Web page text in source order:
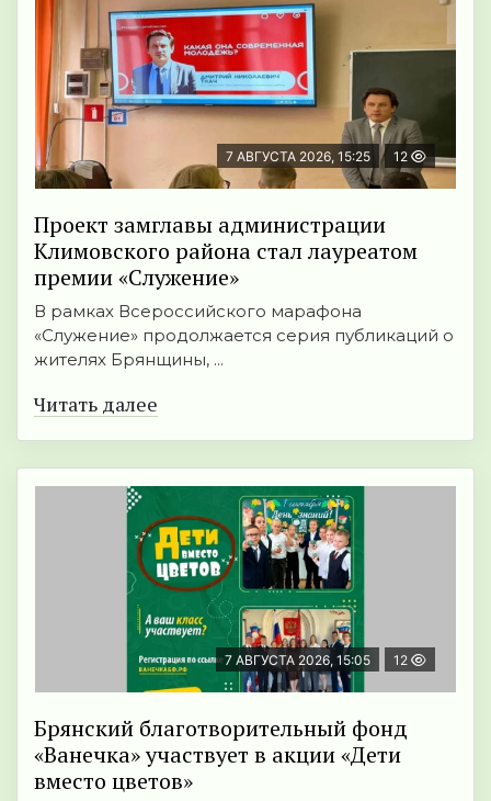
7 АВГУСТА 2026, 15:25 12
Проект замглавы администрации
Климовского района стал лауреатом
премии «Служение»
В рамках Всероссийского марафона
«Служение» продолжается серия публикаций о
жителях Брянщины, ...
Читать далее
7 АВГУСТА 2026, 15:05 12
Брянский благотворительный фонд
«Ванечка» участвует в акции «Дети
вместо цветов»